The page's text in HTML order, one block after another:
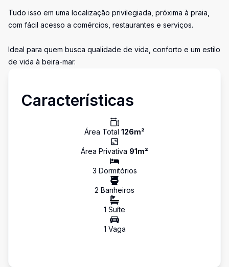
Tudo isso em uma localização privilegiada, próxima à praia,
com fácil acesso a comércios, restaurantes e serviços.
Ideal para quem busca qualidade de vida, conforto e um estilo
de vida à beira-mar.
Características
Área Total 126m²
Área Privativa 91m²
3 Dormitórios
2 Banheiros
1 Suíte
1 Vaga